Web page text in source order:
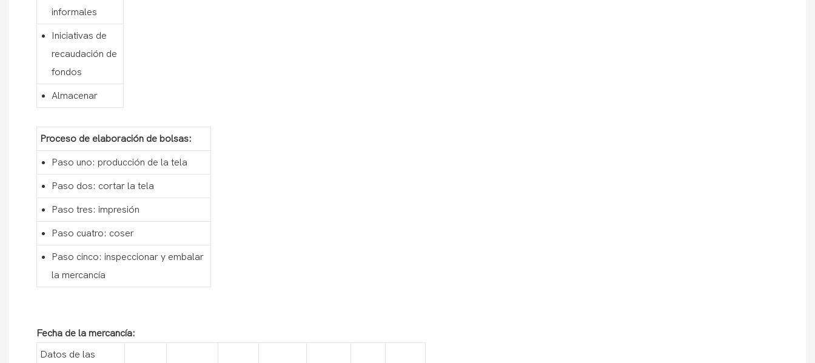
informales
Iniciativas de
recaudación de
fondos
Almacenar
Proceso de elaboración de bolsas:
Paso uno: producción de la tela
Paso dos: cortar la tela
Paso tres: impresión
Paso cuatro: coser
Paso cinco: inspeccionar y embalar
la mercancía
Fecha de la mercancía:
Datos de las